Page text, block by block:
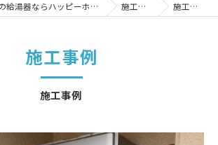
神奈川県横浜市の給湯器ならハッピーホームズ 施工事例 施工事例
施工事例
施工事例